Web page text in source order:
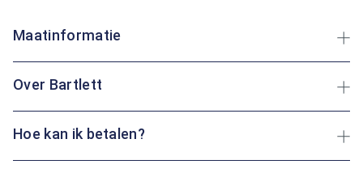
Maatinformatie
Over Bartlett
Hoe kan ik betalen?